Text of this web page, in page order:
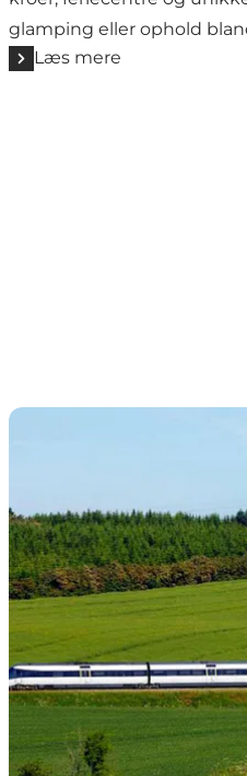
glamping eller ophold
Læs mere
Transport til Aarhusregionen